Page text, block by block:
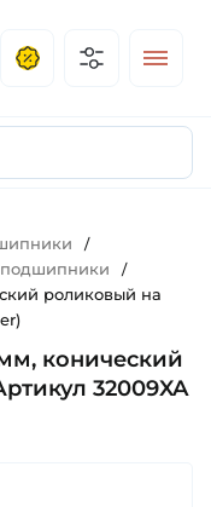
/
/
роликовый на
конический
32009XA